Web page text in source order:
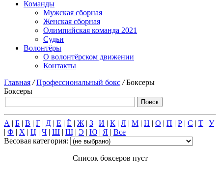
Команды
Мужская сборная
Женская сборная
Олимпийская команда 2021
Судьи
Волонтёры
О волонтёрском движении
Контакты
Главная / Профессиональный бокс /Боксеры
Боксеры
А | Б | В | Г | Д | Е | Ё | Ж | З | И | К | Л | М | Н | О | П | Р | С | Т | У
| Ф | Х | Ц | Ч | Ш | Щ | Э | Ю | Я | Все
Весовая категория:
Список боксеров пуст